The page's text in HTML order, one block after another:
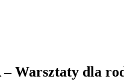
Warsztaty dla